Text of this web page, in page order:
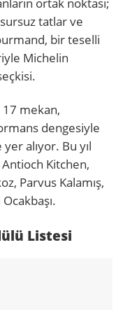
tatlar ve
bir teselli
Michelin
mekan,
dengesiyle
alıyor. Bu yıl
Kitchen,
Parvus Kalamış,
Listesi